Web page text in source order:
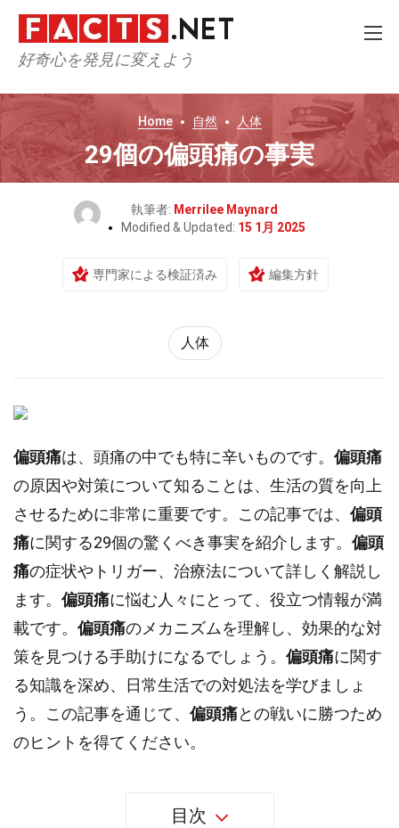
好奇心を発見に変えよう
Home 自然 人体
29個の偏頭痛の事実
執筆者: Merrilee Maynard
Modified & Updated: 15 1月 2025
専門家による検証済み 編集方針
人体
偏頭痛は、頭痛の中でも特に辛いものです。 偏頭痛
の原因や対策について知ることは、生活の質を向上
させるために非常に重要です。この記事では、 偏頭
痛に関する29個の驚くべき事実を紹介します。 偏頭
痛の症状やトリガー、治療法について詳しく解説し
ます。 偏頭痛に悩む人々にとって、役立つ情報が満
載です。 偏頭痛のメカニズムを理解し、効果的な対
策を見つける手助けになるでしょう。 偏頭痛に関す
る知識を深め、日常生活での対処法を学びましょ
う。この記事を通じて、 偏頭痛との戦いに勝つため
のヒントを得てください。
目次